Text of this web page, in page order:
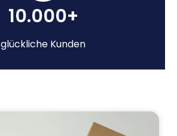
10.000+
glückliche Kunden